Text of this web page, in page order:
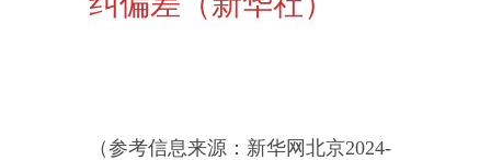
（参考信息来源：新华网北京2024-